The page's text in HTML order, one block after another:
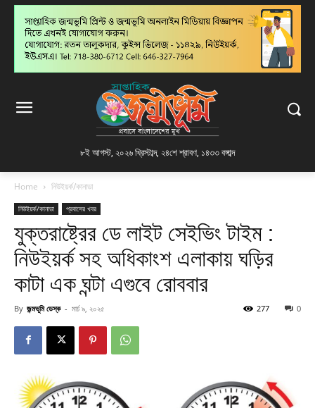
৮ই আগস্ট, ২০২৬ খ্রিস্টাব্দ, ২৪শে শ্রাবণ, ১৪৩৩ বঙ্গাব্দ
Home নিউইয়র্ক/কানাডা
নিউইয়র্ক/কানাডা প্রবাসের খবর
যুক্তরাষ্ট্রের ডে লাইট সেইভিং টাইম :
নিউইয়র্ক সহ অধিকাংশ এলাকায় ঘড়ির
কাটা এক ঘন্টা এগুবে রোববার
By জন্মভূমি ডেস্ক - মার্চ ৯, ২০২৫ 0
277